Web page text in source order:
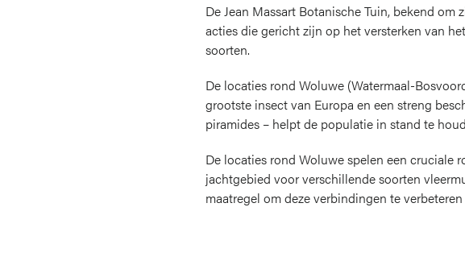
De Jean Massart Botanische Tuin, bekend
acties die gericht zijn op het versterken van
soorten.
De locaties rond Woluwe (Watermaal-
grootste insect van Europa en een streng
piramides – helpt de populatie in stand te
De locaties rond Woluwe spelen een cruciale
jachtgebied voor verschillende soorten
maatregel om deze verbindingen te